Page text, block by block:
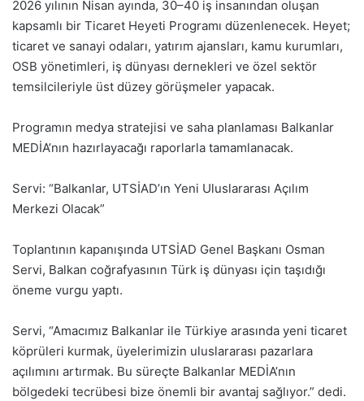
2026 yılının Nisan ayında, 30–40 iş insanından oluşan
kapsamlı bir Ticaret Heyeti Programı düzenlenecek. Heyet;
ticaret ve sanayi odaları, yatırım ajansları, kamu kurumları,
OSB yönetimleri, iş dünyası dernekleri ve özel sektör
temsilcileriyle üst düzey görüşmeler yapacak.
Programın medya stratejisi ve saha planlaması Balkanlar
MEDİA’nın hazırlayacağı raporlarla tamamlanacak.
Servi: “Balkanlar, UTSİAD’ın Yeni Uluslararası Açılım
Merkezi Olacak”
Toplantının kapanışında UTSİAD Genel Başkanı Osman
Servi, Balkan coğrafyasının Türk iş dünyası için taşıdığı
öneme vurgu yaptı.
Servi, “Amacımız Balkanlar ile Türkiye arasında yeni ticaret
köprüleri kurmak, üyelerimizin uluslararası pazarlara
açılımını artırmak. Bu süreçte Balkanlar MEDİA’nın
bölgedeki tecrübesi bize önemli bir avantaj sağlıyor.” dedi.